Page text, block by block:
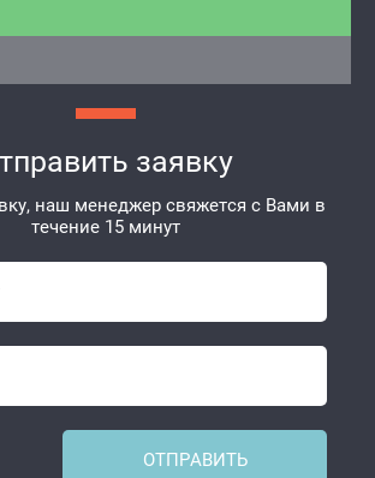
заявку
наш менеджер свяжется с Вами в
течение 15 минут
ОТПРАВИТЬ